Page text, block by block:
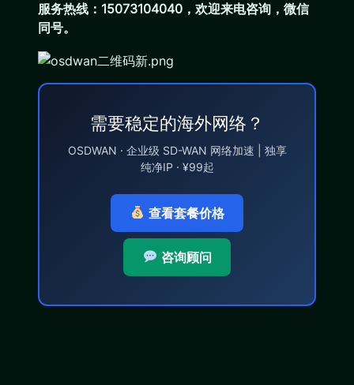
服务热线：15073104040，欢迎来电咨询，微信
同号。
需要稳定的海外网络？
OSDWAN · 企业级 SD-WAN 网络加速 | 独享
纯净IP · ¥99起
查看套餐价格
咨询顾问